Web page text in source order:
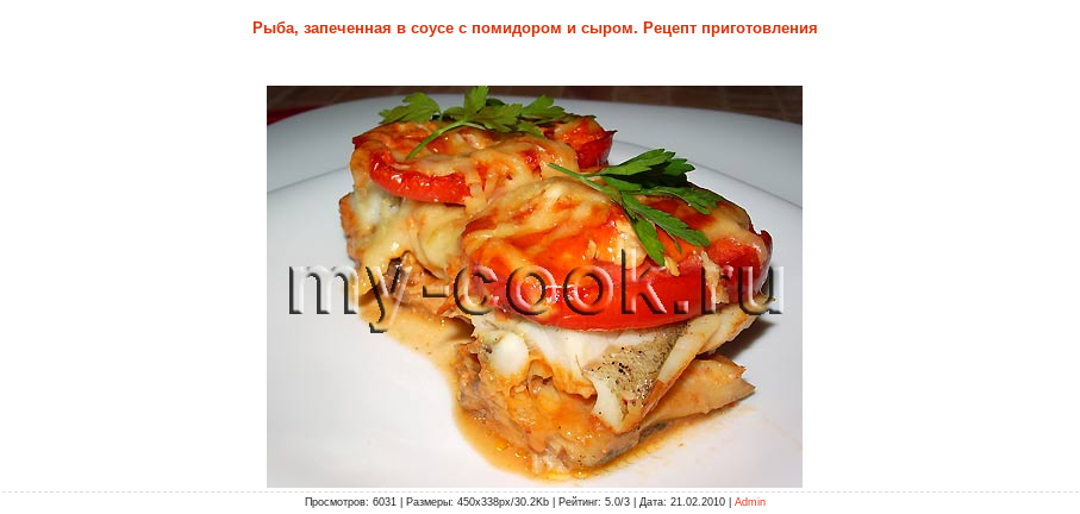
Рыба, запеченная в соусе с помидором и сыром. Рецепт приготовления
Просмотров: 6031 | Размеры: 450x338px/30.2Kb | Рейтинг: 5.0/3 | Дата: 21.02.2010 | Admin